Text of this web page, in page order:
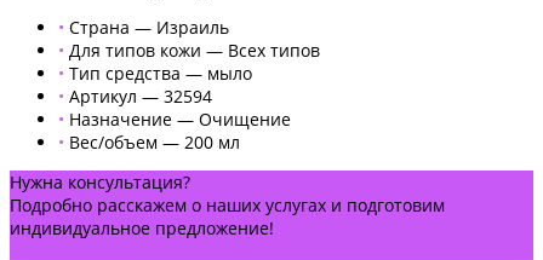
• Страна — Израиль
• Для типов кожи — Всех типов
• Тип средства — мыло
• Артикул — 32594
• Назначение — Очищение
• Вес/объем — 200 мл
Нужна консультация?
Подробно расскажем о наших услугах и подготовим
индивидуальное предложение!